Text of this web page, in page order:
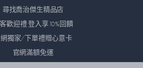
尋找喬治傑生精品店
歡迎禮 登入享10%回饋
獨家/下單禮贈心意卡
官網滿額免運